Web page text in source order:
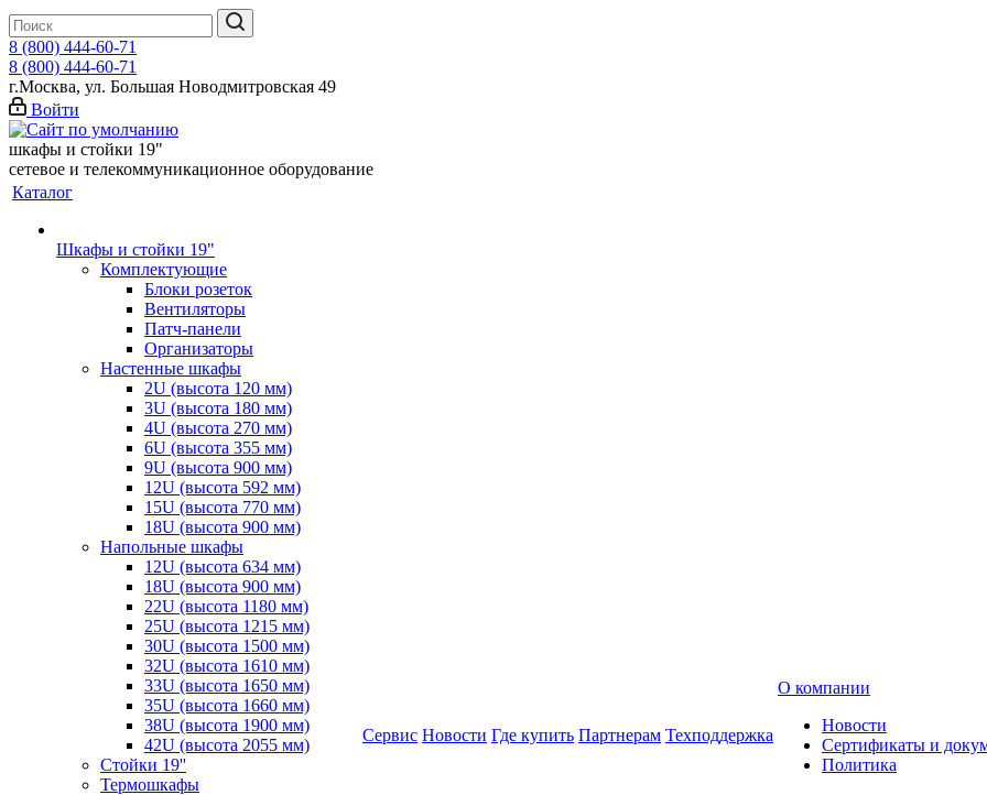
8 (800) 444-60-71
8 (800) 444-60-71
г.Москва, ул. Большая Новодмитровская 49
Войти
шкафы и стойки 19"
сетевое и телекоммуникационное оборудование
Каталог
Шкафы и стойки 19"
Комплектующие
Блоки розеток
Вентиляторы
Патч-панели
Организаторы
Настенные шкафы
2U (высота 120 мм)
3U (высота 180 мм)
4U (высота 270 мм)
6U (высота 355 мм)
9U (высота 900 мм)
12U (высота 592 мм)
15U (высота 770 мм)
18U (высота 900 мм)
Напольные шкафы
12U (высота 634 мм)
18U (высота 900 мм)
22U (высота 1180 мм)
25U (высота 1215 мм)
30U (высота 1500 мм)
32U (высота 1610 мм)
33U (высота 1650 мм)
35U (высота 1660 мм)
38U (высота 1900 мм)
42U (высота 2055 мм)
Стойки 19''
Термошкафы
Сервис Новости Где купить Партнерам Техподдержка
О компании
Новости
Сертификаты и
Политика